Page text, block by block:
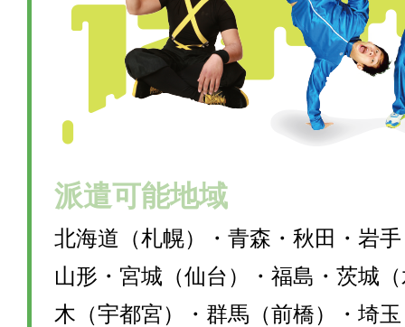
派遣可能地域
北海道（札幌）・青森・秋田・岩
山形・宮城（仙台）・福島・茨城
木（宇都宮）・群馬（前橋）・埼